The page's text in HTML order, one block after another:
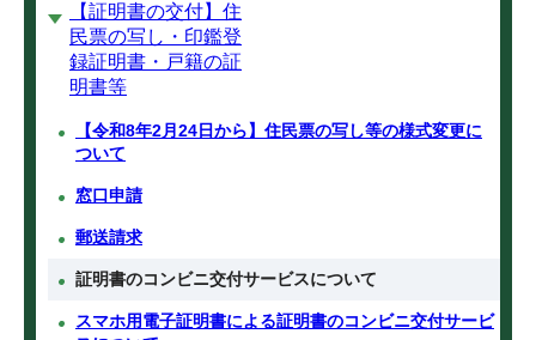
【証明書の交付】住
民票の写し・印鑑登
録証明書・戸籍の証
明書等
【令和8年2月24日から】住民票の写し等の様式変更に
ついて
窓口申請
郵送請求
証明書のコンビニ交付サービスについて
スマホ用電子証明書による証明書のコンビニ交付サービ